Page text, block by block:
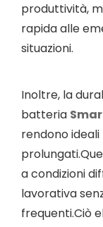
produttività,
rapida alle
situazioni.
Inoltre, la
batteria
rendono
a condizioni
lavorativa
frequenti.Ciò